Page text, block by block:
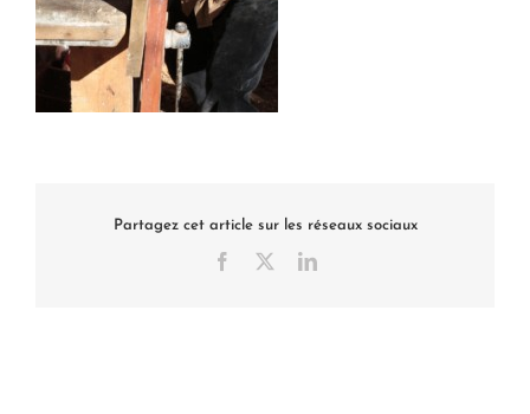
Partagez cet article sur les réseaux sociaux
Facebook LinkedIn